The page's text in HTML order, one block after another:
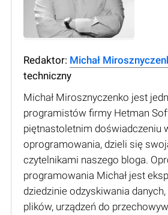
Redaktor: Michał
techniczny
Michał Mirosznyczenko jest
programistów firmy Hetman
piętnastoletnim doświadczeniu
oprogramowania, dzieli się
czytelnikami naszego bloga.
programowania Michał jest
dziedzinie odzyskiwania
plików, urządzeń do